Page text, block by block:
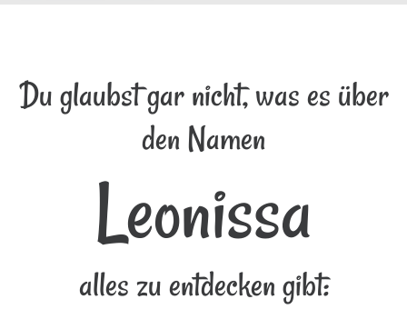
Du glaubst gar nicht, was es über
den Namen
Leonissa
alles zu entdecken gibt: